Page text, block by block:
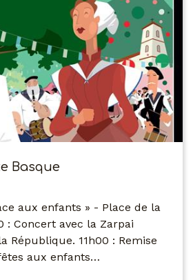
Basque
aux enfants » - Place de la
: Concert avec la Zarpai
République. 11h00 : Remise
aux enfants…